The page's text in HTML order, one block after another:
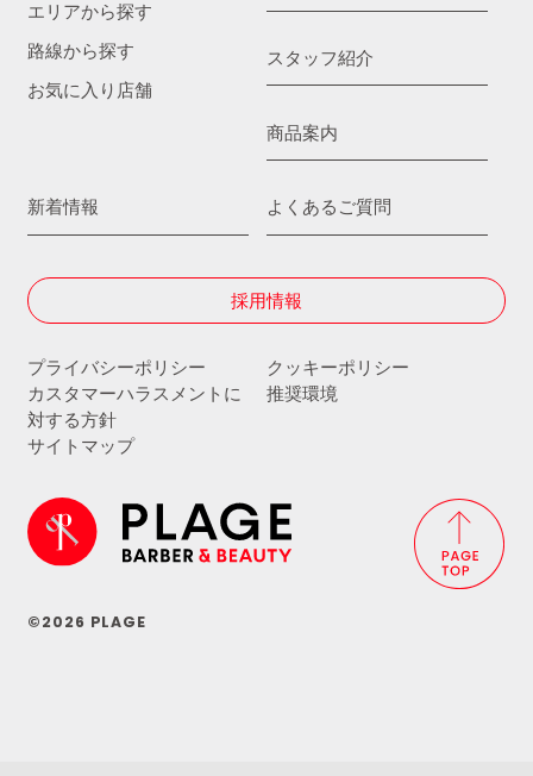
エリアから探す
路線から探す
お気に入り店舗
スタッフ紹介
商品案内
新着情報 よくあるご質問
採用情報
プライバシーポリシー
クッキーポリシー
カスタマーハラスメントに
対する方針
推奨環境
サイトマップ
©2026 PLAGE